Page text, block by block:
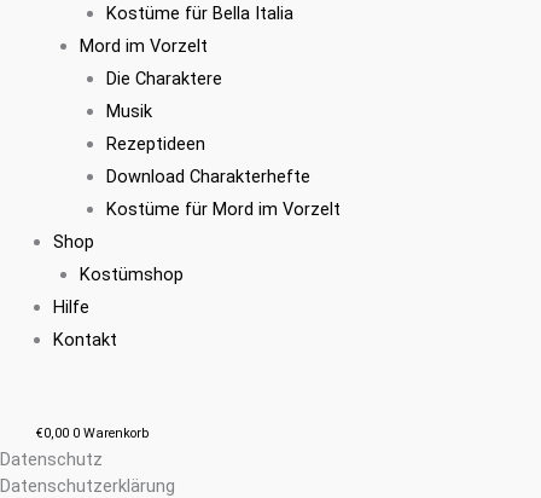
Kostüme für Bella Italia
Mord im Vorzelt
Die Charaktere
Musik
Rezeptideen
Download Charakterhefte
Kostüme für Mord im Vorzelt
Shop
Kostümshop
Hilfe
Kontakt
€0,00 0 Warenkorb
Datenschutz
Datenschutz­erklärung